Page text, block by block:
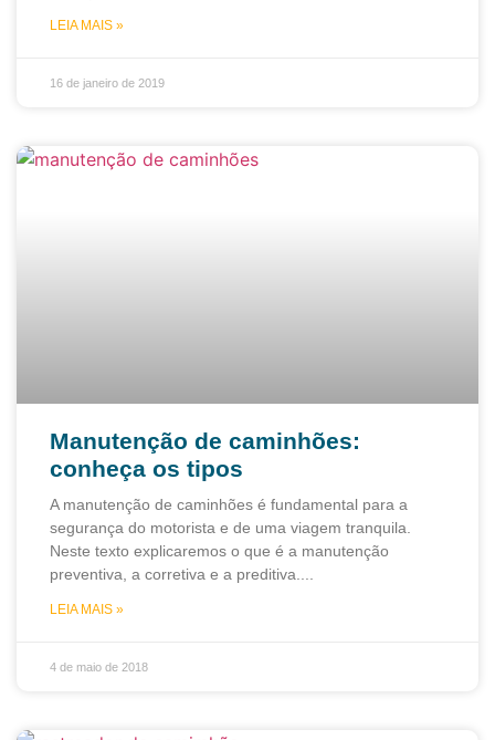
LEIA MAIS »
16 de janeiro de 2019
Manutenção de caminhões:
conheça os tipos
A manutenção de caminhões é fundamental para a
segurança do motorista e de uma viagem tranquila.
Neste texto explicaremos o que é a manutenção
preventiva, a corretiva e a preditiva.
LEIA MAIS »
4 de maio de 2018